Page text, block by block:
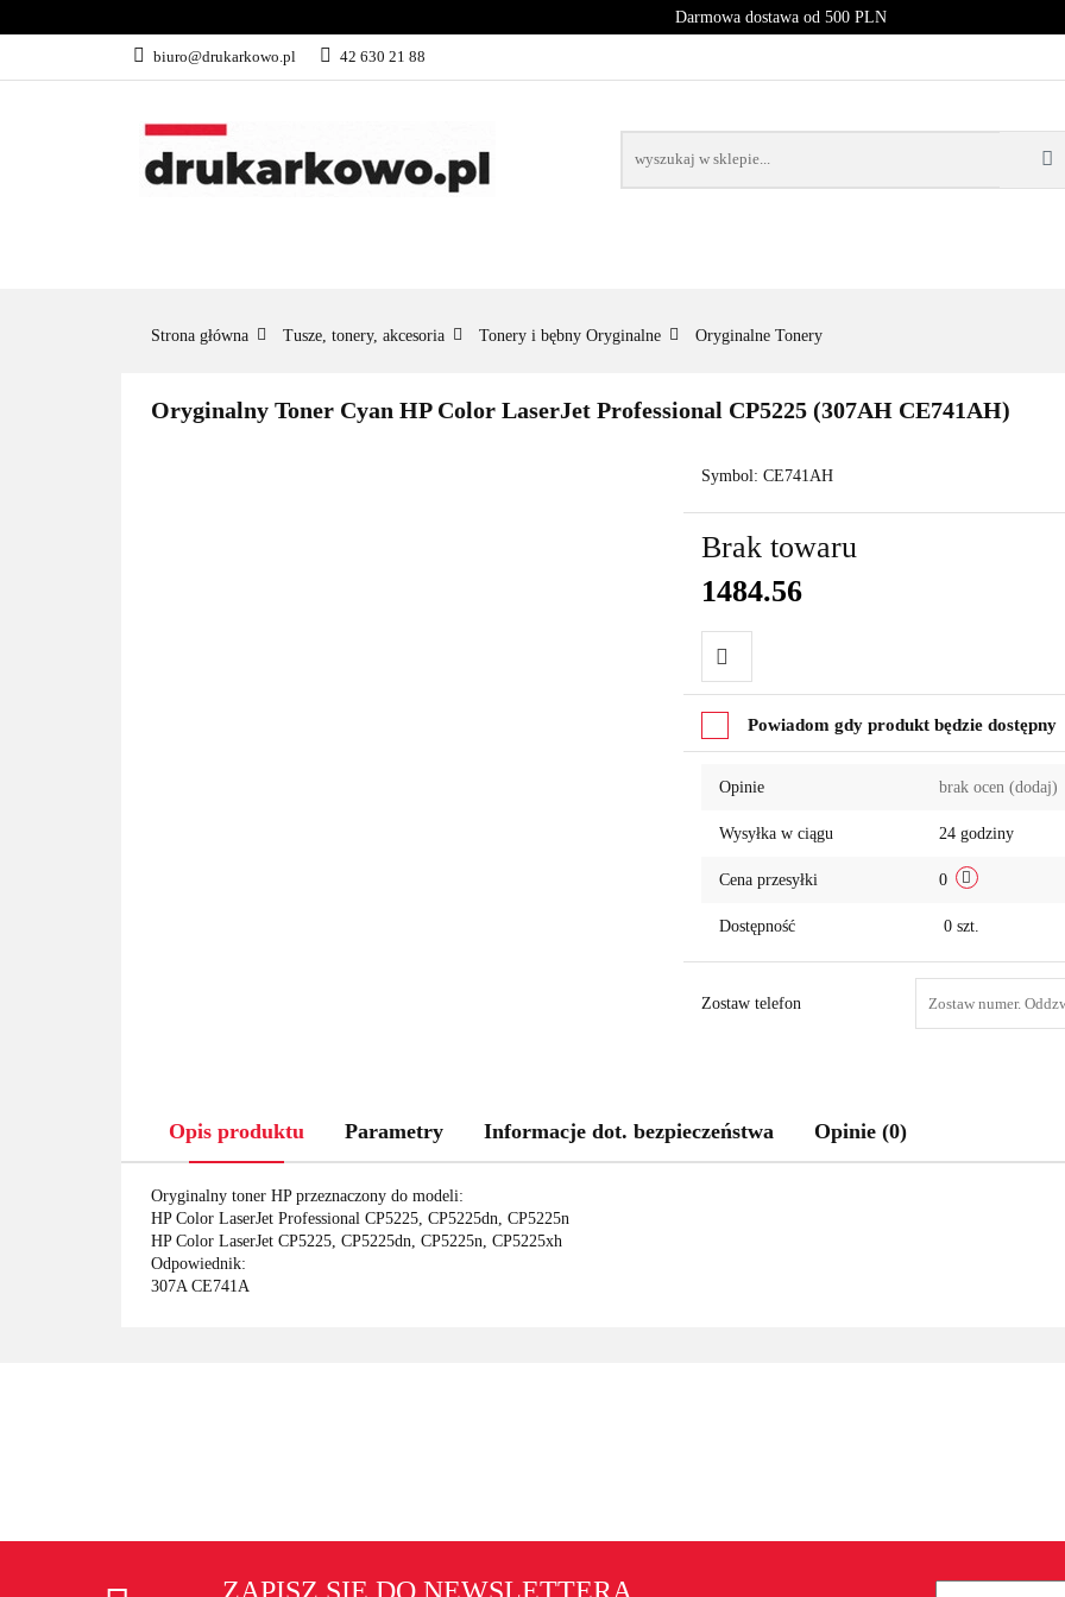
Darmowa dostawa od 500 PLN
biuro@drukarkowo.pl 42 630 21 88
KATEGORIE PROMOCJE NOWOŚCI BESTSELLERY BLOG
Strona główna Tusze, tonery, akcesoria Tonery i bębny Oryginalne Oryginalne Tonery
Oryginalny Toner Cyan HP Color LaserJet Professional CP5225 (307AH CE741AH)
Symbol: CE741AH
Brak towaru
1484.56
Do
Powiadom gdy produkt będzie dostępny
Opinie brak ocen (dodaj)
Wysyłka w ciągu 24 godziny
Cena przesyłki 0
Dostępność 0 szt.
Zostaw telefon
Opis produktu Parametry Informacje dot. bezpieczeństwa Opinie (0)
Oryginalny toner HP przeznaczony do modeli:
HP Color LaserJet Professional CP5225, CP5225dn, CP5225n
HP Color LaserJet CP5225, CP5225dn, CP5225n, CP5225xh
Odpowiednik:
307A CE741A